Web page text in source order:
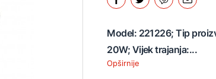
Model: 221226; Tip
20W; Vijek trajanja:...
Opširnije